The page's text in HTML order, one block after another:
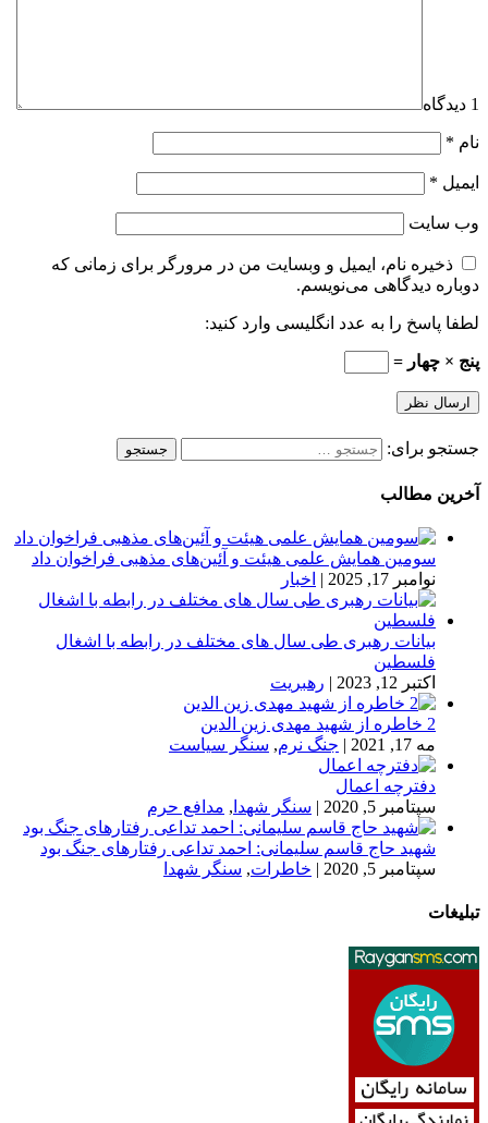
1 دیدگاه
نام *
ایمیل *
وب‌ سایت
ذخیره نام، ایمیل و وبسایت من در مرورگر برای زمانی که
دوباره دیدگاهی می‌نویسم.
لطفا پاسخ را به عدد انگلیسی وارد کنید:
پنج × چهار =
جستجو برای:
آخرین مطالب
سومین همایش علمی هیئت و آئین‌های مذهبی فراخوان داد
نوامبر 17, 2025
| اخبار
بیانات رهبری طی سال های مختلف در رابطه با اشغال
فلسطین
اکتبر 12, 2023
| رهبریت
2 خاطره از شهید مهدی زین الدین
مه 17, 2021
| جنگ نرم, سنگر سیاست
دفترچه اعمال
سپتامبر 5, 2020
| سنگر شهدا , مدافع حرم
شهید حاج قاسم سلیمانی: احمد تداعی رفتارهای جنگ بود
سپتامبر 5, 2020
| خاطرات, سنگر شهدا
تبلیغات